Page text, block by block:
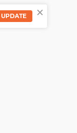
×
UPDATE